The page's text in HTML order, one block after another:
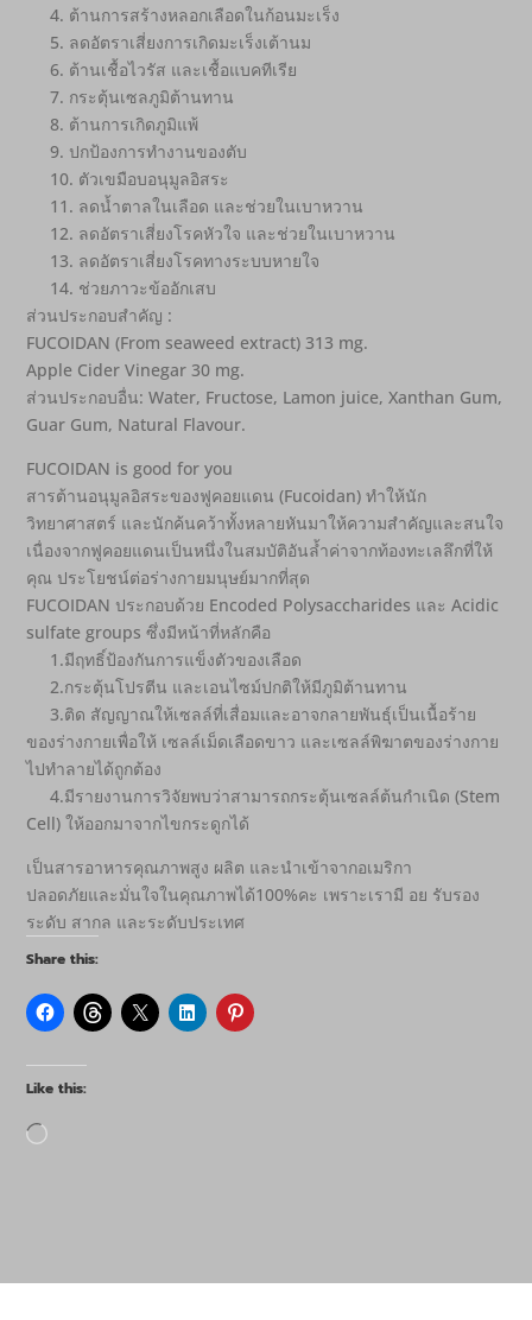
4. ต้านการสร้างหลอกเลือดในก้อนมะเร็ง
5. ลดอัตราเสี่ยงการเกิดมะเร็งเต้านม
6. ต้านเชื้อไวรัส และเชื้อแบคทีเรีย
7. กระตุ้นเซลภูมิต้านทาน
8. ต้านการเกิดภูมิแพ้
9. ปกป้องการทำงานของตับ
10. ตัวเขมือบอนุมูลอิสระ
11. ลดน้ำตาลในเลือด และช่วยในเบาหวาน
12. ลดอัตราเสี่ยงโรคหัวใจ และช่วยในเบาหวาน
13. ลดอัตราเสี่ยงโรคทางระบบหายใจ
14. ช่วยภาวะข้ออักเสบ
ส่วนประกอบสำคัญ :
FUCOIDAN (From seaweed extract) 313 mg.
Apple Cider Vinegar 30 mg.
ส่วนประกอบอื่น: Water, Fructose, Lamon juice, Xanthan Gum,
Guar Gum, Natural Flavour.
FUCOIDAN is good for you
สารต้านอนุมูลอิสระของฟูคอยแดน (Fucoidan) ทำให้นัก
วิทยาศาสตร์ และนักค้นคว้าทั้งหลายหันมาให้ความสำคัญและสนใจ
เนื่องจากฟูคอยแดนเป็นหนึ่งในสมบัติอันล้ำค่าจากท้องทะเลลึกที่ให้
คุณ ประโยชน์ต่อร่างกายมนุษย์มากที่สุด
FUCOIDAN ประกอบด้วย Encoded Polysaccharides และ Acidic
sulfate groups ซึ่งมีหน้าที่หลักคือ
1.มีฤทธิ์ป้องกันการแข็งตัวของเลือด
2.กระตุ้นโปรตีน และเอนไซม์ปกติให้มีภูมิต้านทาน
3.ติด สัญญาณให้เซลล์ที่เสื่อมและอาจกลายพันธุ์เป็นเนื้อร้าย
ของร่างกายเพื่อให้ เซลล์เม็ดเลือดขาว และเซลล์พิฆาตของร่างกาย
ไปทำลายได้ถูกต้อง
4.มีรายงานการวิจัยพบว่าสามารถกระตุ้นเซลล์ต้นกำเนิด (Stem
Cell) ให้ออกมาจากไขกระดูกได้
เป็นสารอาหารคุณภาพสูง ผลิต​ และนำเข้าจากอเมริกา
ปลอดภัย​และมั่นใจในคุณภาพได้​100%คะ​ เพราะเรามี​ อย​ รับรอง
ระดับ​ สากล​ และระดับประเทศ
Share this:
Like this:
Loading…